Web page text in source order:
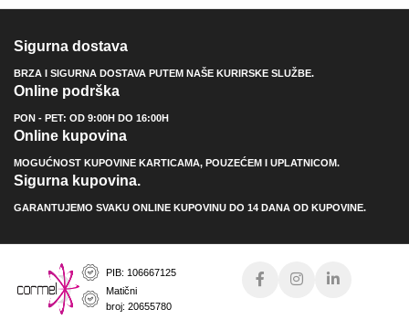
Sigurna dostava
BRZA I SIGURNA DOSTAVA PUTEM NAŠE KURIRSKE SLUŽBE.
Online podrška
PON - PET: OD 9:00H DO 16:00H
Online kupovina
MOGUĆNOST KUPOVINE KARTICAMA, POUZEĆEM I UPLATNICOM.
Sigurna kupovina.
GARANTUJEMO SVAKU ONLINE KUPOVINU DO 14 DANA OD KUPOVINE.
PIB: 106667125
Matični
broj: 20655780